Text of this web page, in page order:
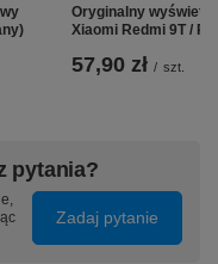
jakości
Oryginalny
Xiaomi Redmi 9T /
57,90 zł / szt.
pytania?
Zadaj pytanie